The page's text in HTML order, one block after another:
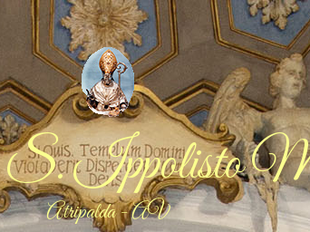
S. Ippolisto
Atripalda - AV